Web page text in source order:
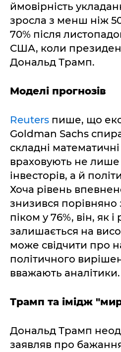
ймовірність
зросла з менш ніж
70% після
США, коли
Дональд Трамп.
Моделі прогнозів
Reuters пише, що
Goldman Sachs
складні математичні
враховують не лише
інвесторів, а й
Хоча рівень
знизився
піком у 76%, він, як
залишається на
може свідчити про
політичного
вважають аналітики.
Трамп та імідж
Дональд Трамп
заявляв про